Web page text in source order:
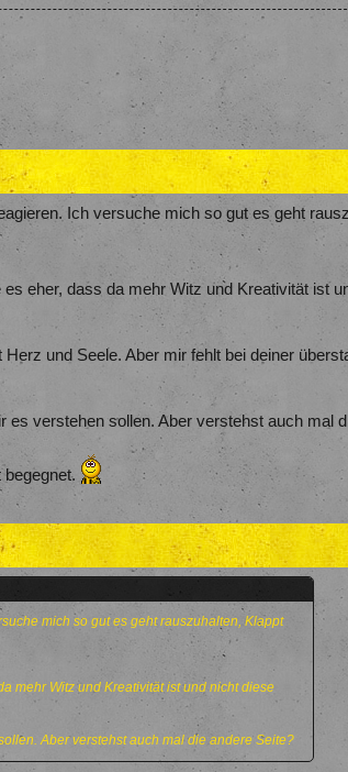
Ich versuche mich so gut es geht
eher, dass da mehr Witz und Kreativität ist
und Seele. Aber mir fehlt bei deiner
verstehen sollen. Aber verstehst auch mal
mich so gut es geht rauszuhalten, Klappt
mehr Witz und Kreativität ist und nicht diese
Aber verstehst auch mal die andere Seite?